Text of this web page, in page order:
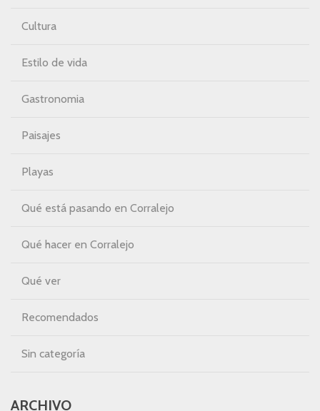
Cultura
Estilo de vida
Gastronomia
Paisajes
Playas
Qué está pasando en Corralejo
Qué hacer en Corralejo
Qué ver
Recomendados
Sin categoría
ARCHIVO